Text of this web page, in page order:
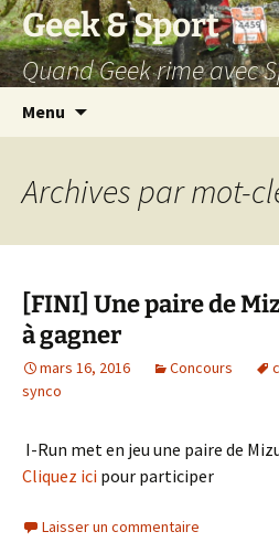
Aller
au
contenu
Geek & Sport
Quand Geek rime avec
Menu
Archives par mot-
[FINI] Une paire de
à gagner
mars 16, 2016 Concours
synco
I-Run met en jeu une paire de
Cliquez ici pour participer
Laisser un commentaire